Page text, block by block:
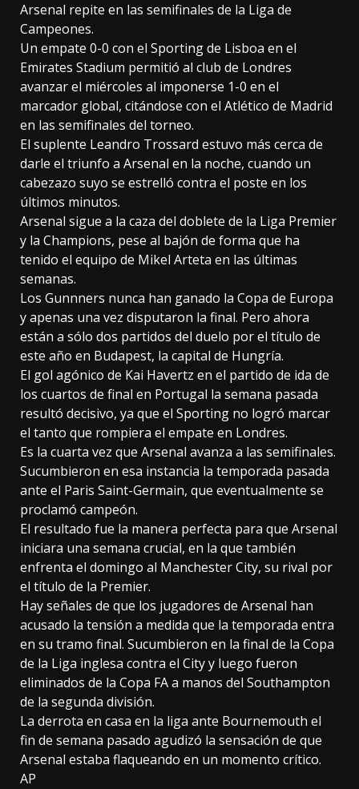
Arsenal repite en las semifinales de la Liga de
Campeones.
Un empate 0-0 con el Sporting de Lisboa en el
Emirates Stadium permitió al club de Londres
avanzar el miércoles al imponerse 1-0 en el
marcador global, citándose con el Atlético de Madrid
en las semifinales del torneo.
El suplente Leandro Trossard estuvo más cerca de
darle el triunfo a Arsenal en la noche, cuando un
cabezazo suyo se estrelló contra el poste en los
últimos minutos.
Arsenal sigue a la caza del doblete de la Liga Premier
y la Champions, pese al bajón de forma que ha
tenido el equipo de Mikel Arteta en las últimas
semanas.
Los Gunnners nunca han ganado la Copa de Europa
y apenas una vez disputaron la final. Pero ahora
están a sólo dos partidos del duelo por el título de
este año en Budapest, la capital de Hungría.
El gol agónico de Kai Havertz en el partido de ida de
los cuartos de final en Portugal la semana pasada
resultó decisivo, ya que el Sporting no logró marcar
el tanto que rompiera el empate en Londres.
Es la cuarta vez que Arsenal avanza a las semifinales.
Sucumbieron en esa instancia la temporada pasada
ante el Paris Saint-Germain, que eventualmente se
proclamó campeón.
El resultado fue la manera perfecta para que Arsenal
iniciara una semana crucial, en la que también
enfrenta el domingo al Manchester City, su rival por
el título de la Premier.
Hay señales de que los jugadores de Arsenal han
acusado la tensión a medida que la temporada entra
en su tramo final. Sucumbieron en la final de la Copa
de la Liga inglesa contra el City y luego fueron
eliminados de la Copa FA a manos del Southampton
de la segunda división.
La derrota en casa en la liga ante Bournemouth el
fin de semana pasado agudizó la sensación de que
Arsenal estaba flaqueando en un momento crítico.
AP